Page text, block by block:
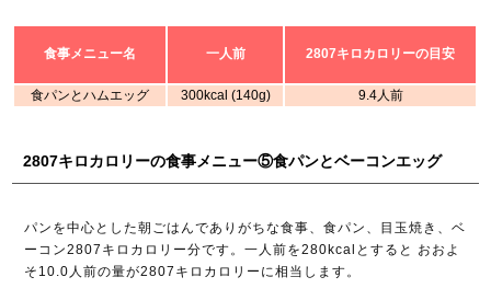
食事メニュー名 一人前 2807キロカロリーの目安
食パンとハムエッグ 300kcal (140g) 9.4人前
2807キロカロリーの食事メニュー⑤食パンとベーコンエッグ
パンを中心とした朝ごはんでありがちな食事、食パン、目玉焼き、ベ
ーコン2807キロカロリー分です。一人前を280kcalとすると おおよ
そ10.0人前の量が2807キロカロリーに相当します。